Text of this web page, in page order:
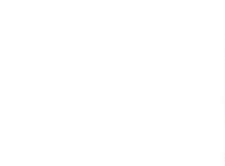
ICH
Durch die Erstellung
Einkäufe schnell
colori